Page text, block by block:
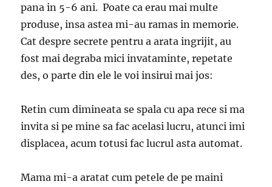
pana in 5-6 ani. Poate ca erau mai multe
produse, insa astea mi-au ramas in memorie.
Cat despre secrete pentru a arata ingrijit, au
fost mai degraba mici invataminte, repetate
des, o parte din ele le voi insirui mai jos:
Retin cum dimineata se spala cu apa rece si ma
invita si pe mine sa fac acelasi lucru, atunci imi
displacea, acum totusi fac lucrul asta automat.
Mama mi-a aratat cum petele de pe maini